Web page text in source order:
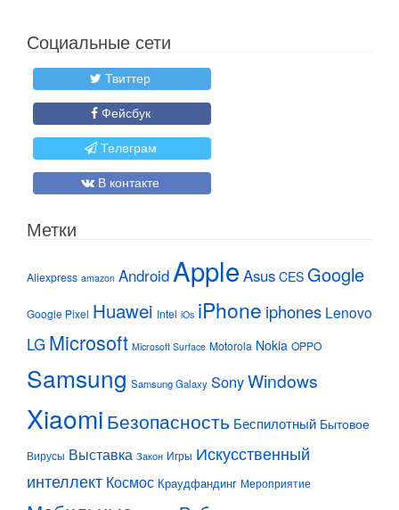
Социальные сети
Твиттер
Фейсбук
Телеграм
В контакте
Метки
Aliexpress amazon Android Apple Asus CES Google
Google Pixel Huawei Intel iOs iPhone iphones Lenovo
LG Microsoft Microsoft Surface Motorola Nokia OPPO
Samsung Samsung Galaxy SonyWindows
Xiaomi Безопасность Беспилотный Бытовое
Вирусы Выставка Закон Игры Искусственный
интеллект Космос Краудфандинг Мероприятие